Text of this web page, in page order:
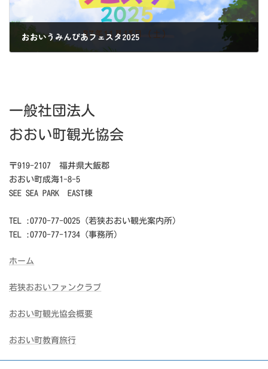
おおいうみんぴあフェスタ2025
2025年11月8日
一般社団法人
おおい町観光協会
〒919-2107 福井県大飯郡
おおい町成海1-8-5
SEE SEA PARK EAST棟
TEL :0770-77-0025（若狭おおい観光案内所）
TEL :0770-77-1734（事務所）
ホーム
若狭おおいファンクラブ
おおい町観光協会概要
おおい町教育旅行